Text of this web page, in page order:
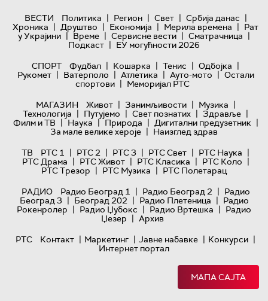
ВЕСТИ Политика | Регион | Свет | Србија данас |
Хроника | Друштво | Економија | Мерила времена | Рат
у Украјини | Време | Сервисне вести | Сматрачница |
Подкаст | ЕУ могућности 2026
СПОРТ
Фудбал | Кошарка | Тенис | Одбојка |
Рукомет | Ватерполо | Атлетика | Ауто-мото | Остали
спортови | Меморијал РТС
МАГАЗИН
Живот | Занимљивости | Музика |
Технологијa | Путујемо | Свет познатих | Здравље |
Филм и ТВ | Наука | Природа | Дигитални предузетник |
За мале велике хероје | Наизглед здрав
ТВ
РТС 1 | РТС 2 | РТС 3 | РТС Свет | РТС Наука |
РТС Драма | РТС Живот | РТС Класика | РТС Коло |
РТС Трезор | РТС Музика | РТС Полетарац
РАДИО
Радио Београд 1 | Радио Београд 2 | Радио
Београд 3 | Београд 202 | Радио Плетеница | Радио
Рокенролер | Радио Џубокс | Радио Вртешка | Радио
Џезер | Архив
РТС
Контакт | Маркетинг | Јавне набавке | Конкурси |
Интернет портал
МАПА САЈТА